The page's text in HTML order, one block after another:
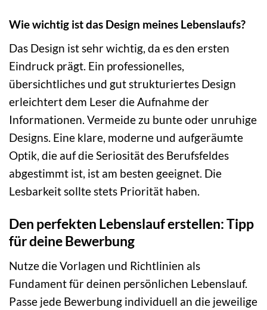
Wie wichtig ist das Design meines Lebenslaufs?
Das Design ist sehr wichtig, da es den ersten
Eindruck prägt. Ein professionelles,
übersichtliches und gut strukturiertes Design
erleichtert dem Leser die Aufnahme der
Informationen. Vermeide zu bunte oder unruhige
Designs. Eine klare, moderne und aufgeräumte
Optik, die auf die Seriosität des Berufsfeldes
abgestimmt ist, ist am besten geeignet. Die
Lesbarkeit sollte stets Priorität haben.
Den perfekten Lebenslauf erstellen: Tipp
für deine Bewerbung
Nutze die Vorlagen und Richtlinien als
Fundament für deinen persönlichen Lebenslauf.
Passe jede Bewerbung individuell an die jeweilige